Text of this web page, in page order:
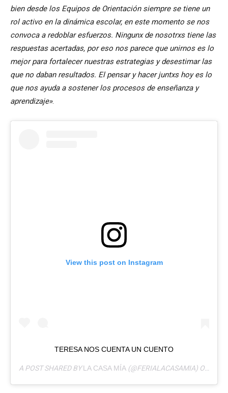
bien desde los Equipos de Orientación siempre se tiene un
rol activo en la dinámica escolar, en este momento se nos
convoca a redoblar esfuerzos. Ningunx de nosotrxs tiene las
respuestas acertadas, por eso nos parece que unirnos es lo
mejor para fortalecer nuestras estrategias y desestimar las
que no daban resultados. El pensar y hacer juntxs hoy es lo
que nos ayuda a sostener los procesos de enseñanza y
aprendizaje».
View this post on Instagram
TERESA NOS CUENTA UN CUENTO
A POST SHARED BYLA CASA MÍA (@FERIALACASAMIA) ON